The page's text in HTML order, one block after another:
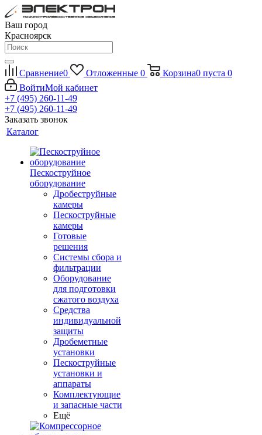
Ваш город
Красноярск
Сравнение0 Отложенные 0 Корзина0 пуста 0
ВойтиМой кабинет
+7 (495) 260-11-49
+7 (495) 260-11-49
Заказать звонок
Каталог
Пескоструйное
оборудование
Дробеструйные
камеры
Пескоструйные
камеры
Готовые
решения
Системы сбора и
фильтрации
Оборудование
для подготовки
сжатого воздуха
Средства
индивидуальной
защиты
Дробеметные
установки
Пескоструйные
установки и
аппараты
Комплектующие
и запасные части
Ещё